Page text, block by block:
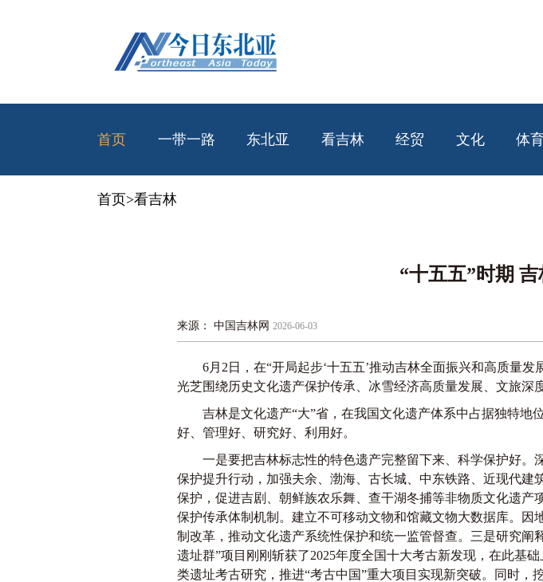
首页 一带一路 东北亚 看吉林 经贸 文化 体育
首页>看吉林
“十五五”时期
来源： 中国吉林网 2026-06-03
6月2日，在“开局起步‘十五五’推动吉林全面振兴和高质量发
光芝围绕历史文化遗产保护传承、冰雪经济高质量发展、文旅深
吉林是文化遗产“大”省，在我国文化遗产体系中占据独特地
好、管理好、研究好、利用好。
一是要把吉林标志性的特色遗产完整留下来、科学保护好。
保护提升行动，加强夫余、渤海、古长城、中东铁路、近现代
保护，促进吉剧、朝鲜族农乐舞、查干湖冬捕等非物质文化遗
保护传承体制机制。建立不可移动文物和馆藏文物大数据库。
制改革，推动文化遗产系统性保护和统一监管督查。三是研究
遗址群”项目刚刚斩获了2025年度全国十大考古新发现，在此基
类遗址考古研究，推进“考古中国”重大项目实现新突破。同时